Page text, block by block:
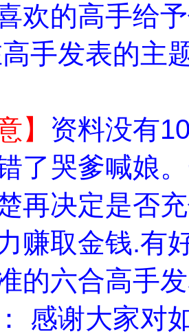
欢的高手给
手发表的主
】 资料没有
了哭爹喊娘
再决定是否
赚取金钱.有
的六合高手
感谢大家对